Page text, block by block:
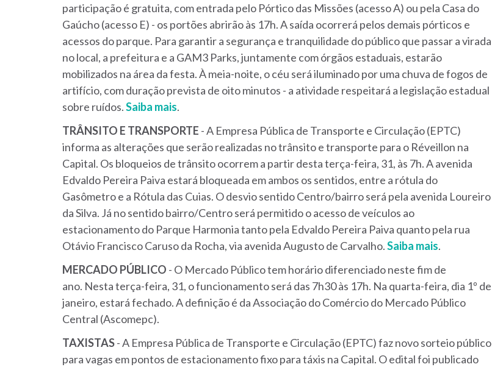
participação é gratuita, com entrada pelo Pórtico das Missões (acesso A) ou pela Casa do
Gaúcho (acesso E) - os portões abrirão às 17h. A saída ocorrerá pelos demais pórticos e
acessos do parque. Para garantir a segurança e tranquilidade do público que passar a virada
no local, a prefeitura e a GAM3 Parks, juntamente com órgãos estaduais, estarão
mobilizados na área da festa. À meia-noite, o céu será iluminado por uma chuva de fogos de
artifício, com duração prevista de oito minutos - a atividade respeitará a legislação estadual
sobre ruídos.Saiba mais.
TRÂNSITO E TRANSPORTE - A Empresa Pública de Transporte e Circulação (EPTC)
informa as alterações que serão realizadas no trânsito e transporte para o Réveillon na
Capital. Os bloqueios de trânsito ocorrem a partir desta terça-feira, 31, às 7h. A avenida
Edvaldo Pereira Paiva estará bloqueada em ambos os sentidos, entre a rótula do
Gasômetro e a Rótula das Cuias. O desvio sentido Centro/bairro será pela avenida Loureiro
da Silva. Já no sentido bairro/Centro será permitido o acesso de veículos ao
estacionamento do Parque Harmonia tanto pela Edvaldo Pereira Paiva quanto pela rua
Otávio Francisco Caruso da Rocha, via avenida Augusto de Carvalho.Saiba mais.
MERCADO PÚBLICO - O Mercado Público tem horário diferenciado neste fim de
ano. Nesta terça-feira, 31, o funcionamento será das 7h30 às 17h. Na quarta-feira, dia 1º de
janeiro, estará fechado. A definição é da Associação do Comércio do Mercado Público
Central (Ascomepc).
TAXISTAS- A Empresa Pública de Transporte e Circulação (EPTC) faz novo sorteio público
para vagas em pontos de estacionamento fixo para táxis na Capital. O edital foi publicado